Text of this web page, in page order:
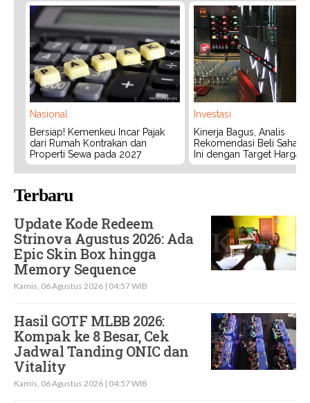
Nasional
Bersiap! Kemenkeu Incar Pajak
dari Rumah Kontrakan dan
Properti Sewa pada 2027
Investasi
Kinerja Bagus, Analis
Rekomendasi Beli Saham
Ini dengan Target Harga
Terbaru
Update Kode Redeem
Strinova Agustus 2026: Ada
Epic Skin Box hingga
Memory Sequence
Kamis, 06 Agustus 2026 | 04:57 WIB
Hasil GOTF MLBB 2026:
Kompak ke 8 Besar, Cek
Jadwal Tanding ONIC dan
Vitality
Kamis, 06 Agustus 2026 | 04:57 WIB